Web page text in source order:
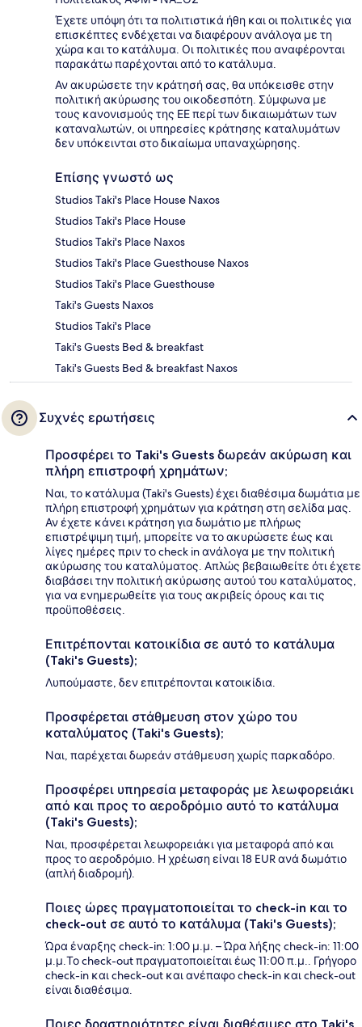
Έχετε υπόψη ότι τα πολιτιστικά ήθη και οι πολιτικές για
επισκέπτες ενδέχεται να διαφέρουν ανάλογα με τη
χώρα και το κατάλυμα. Οι πολιτικές που αναφέρονται
παρακάτω παρέχονται από το κατάλυμα.
Αν ακυρώσετε την κράτησή σας, θα υπόκεισθε στην
πολιτική ακύρωσης του οικοδεσπότη. Σύμφωνα με
τους κανονισμούς της ΕΕ περί των δικαιωμάτων των
καταναλωτών, οι υπηρεσίες κράτησης καταλυμάτων
δεν υπόκεινται στο δικαίωμα υπαναχώρησης.
Επίσης γνωστό ως
Studios Taki's Place House Naxos
Studios Taki's Place House
Studios Taki's Place Naxos
Studios Taki's Place Guesthouse Naxos
Studios Taki's Place Guesthouse
Taki's Guests Naxos
Studios Taki's Place
Taki's Guests Bed & breakfast
Taki's Guests Bed & breakfast Naxos
Συχνές ερωτήσεις
Προσφέρει το Taki's Guests δωρεάν ακύρωση και
πλήρη επιστροφή χρημάτων;
Ναι, το κατάλυμα (Taki's Guests) έχει διαθέσιμα δωμάτια με
πλήρη επιστροφή χρημάτων για κράτηση στη σελίδα μας.
Αν έχετε κάνει κράτηση για δωμάτιο με πλήρως
επιστρέψιμη τιμή, μπορείτε να το ακυρώσετε έως και
λίγες ημέρες πριν το check in ανάλογα με την πολιτική
ακύρωσης του καταλύματος. Απλώς βεβαιωθείτε ότι έχετε
διαβάσει την πολιτική ακύρωσης αυτού του καταλύματος,
για να ενημερωθείτε για τους ακριβείς όρους και τις
προϋποθέσεις.
Επιτρέπονται κατοικίδια σε αυτό το κατάλυμα
(Taki's Guests);
Λυπούμαστε, δεν επιτρέπονται κατοικίδια.
Προσφέρεται στάθμευση στον χώρο του
καταλύματος (Taki's Guests);
Ναι, παρέχεται δωρεάν στάθμευση χωρίς παρκαδόρο.
Προσφέρει υπηρεσία μεταφοράς με λεωφορειάκι
από και προς το αεροδρόμιο αυτό το κατάλυμα
(Taki's Guests);
Ναι, προσφέρεται λεωφορειάκι για μεταφορά από και
προς το αεροδρόμιο. Η χρέωση είναι 18 EUR ανά δωμάτιο
(απλή διαδρομή).
Ποιες ώρες πραγματοποιείται το check-in και το
check-out σε αυτό το κατάλυμα (Taki's Guests);
Ώρα έναρξης check-in: 1:00 μ.μ. – Ώρα λήξης check-in: 11:00
μ.μ.Το check-out πραγματοποιείται έως 11:00 π.μ.. Γρήγορο
check-in και check-out και ανέπαφο check-in και check-out
είναι διαθέσιμα.